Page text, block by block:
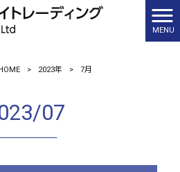
MENU
> 2023年 > 7月
07